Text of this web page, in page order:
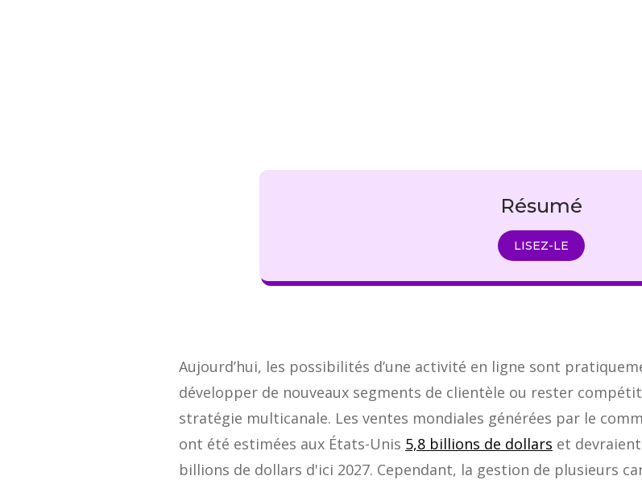
Résumé
LISEZ-LE
Aujourd’hui, les possibilités d’une activité en ligne sont
développer de nouveaux segments de clientèle ou rester
stratégie multicanale. Les ventes mondiales générées par le
ont été estimées aux États-Unis 5,8 billions de dollars et
billions de dollars d'ici 2027. Cependant, la gestion de plusieurs